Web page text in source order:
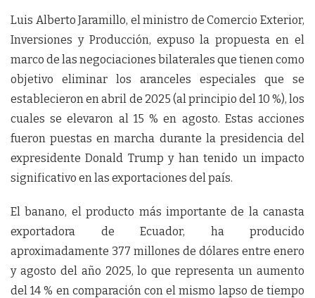
Luis Alberto Jaramillo, el ministro de Comercio Exterior,
Inversiones y Producción, expuso la propuesta en el
marco de las negociaciones bilaterales que tienen como
objetivo eliminar los aranceles especiales que se
establecieron en abril de 2025 (al principio del 10 %), los
cuales se elevaron al 15 % en agosto. Estas acciones
fueron puestas en marcha durante la presidencia del
expresidente Donald Trump y han tenido un impacto
significativo en las exportaciones del país.
El banano, el producto más importante de la canasta
exportadora de Ecuador, ha producido
aproximadamente 377 millones de dólares entre enero
y agosto del año 2025, lo que representa un aumento
del 14 % en comparación con el mismo lapso de tiempo